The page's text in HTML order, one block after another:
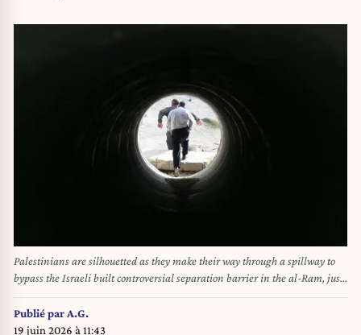
Palestinians are silhouetted as they make their way through a spillway to
bypass the Israeli built controversial separation barrier in the al-Ram, just
north of Jerusalem, ABBAS MOMANI / AFP
Publié par A.G.
19 juin 2026 à 11:43